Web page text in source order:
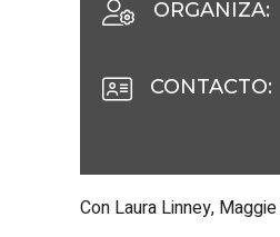
ORGANIZA:
CONTACTO:
Con Laura Linney,